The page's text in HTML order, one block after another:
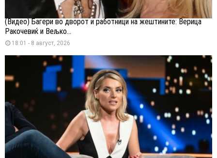
(Видео) Багери во дворот и работници на жештините: Верица
Ракочевиќ и Вељко...
18:01 - 8 август, 2026